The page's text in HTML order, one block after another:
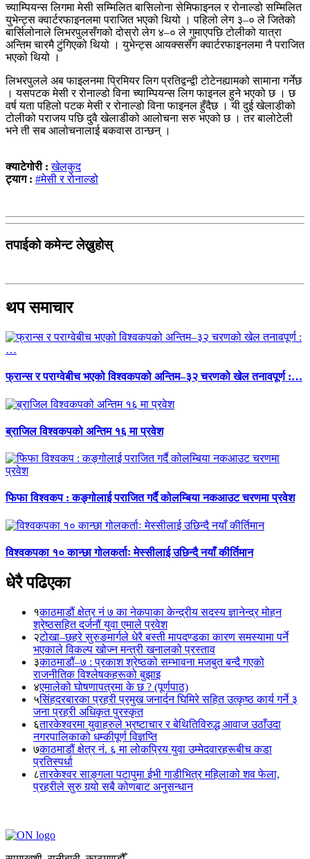
च्याम्पियन्स लिगमा मेसी सम्मिलित बासिलोना सेमिफाइनल र रोनाल्डो सम्मिलित
युभेन्ट्स क्वार्टरफाइनलमा पराजित भएको थियो । पहिलो लेग ३–० ले जितेको
बार्सिलोनाले लिभरपुलसँगको दोस्रो लेग ४–० ले गुमाएपछि टोलीको यात्रा
अन्तिम चारमै टुंगिएको थियो । युभेन्ट्स आयक्ससँग क्वार्टरफाइनलमा नै पराजित
भएको थियो ।
लिभरपुलले अब फाइलनमा प्रिमियर लिग प्रतिद्वन्द्वी टोटेनह्यामको सामाना गर्नेछ
। यसपटक मेसी र रोनाल्डो विना च्याम्पियन्स लिग फाइनल हुने भएको छ । छ
वर्ष यता पहिलो पटक मेसी र रोनाल्डो विना फाइनल हुँदैछ । यी दुई खेलाडीको
टोलीको पराजय पछि दुवै खेलाडीको आलोचना सरु भएको छ । तर बालोटेली
भने ती सब आलोचनालाई बकवास ठान्छन् ।
क्याटेगोरी :खेलकुद
ट्याग : #मेसी र रोनाल्डो
तपाईको कमेन्ट लेख्नुहोस्
थप समाचार
फ्रान्स र पराग्वेबीच भएको विश्वकपको अन्तिम–३२ चरणको खेल तनावपूर्ण :…
ब्राजिल विश्वकपको अन्तिम १६ मा प्रवेश
फिफा विश्वकप : कङ्गोलाई पराजित गर्दै कोलम्बिया नकआउट चरणमा प्रवेश
विश्वकपका १० कान्छा गोलकर्ताः मेस्सीलाई उछिन्दै नयाँ कीर्तिमान
धेरै पढिएका
१काठमाडौं क्षेत्र नं ७ का नेकपाका केन्द्रीय सदस्य ज्ञानेन्द्र मोहन
श्रेष्ठसहित दर्जनौं युवा एमाले प्रवेश
२टोखा–छहरे सुरुङमार्गले धेरै बस्ती मापदण्डका कारण समस्यामा पर्ने
भएकाले विकल्प खोज्न मन्त्री खनालको प्रस्ताव
३काठमाडौं–७ : प्रकाश श्रेष्ठको सम्भावना मजबुत बन्दै गएको
राजनीतिक विश्लेषकहरूको बुझाइ
४एमालेको घोषणापत्रमा के छ ? (पूर्णपाठ)
५सिंहदरबारका प्रहरी प्रमुख जनार्दन घिमिरे सहित उत्कृष्ठ कार्य गर्ने ३
जना प्रहरी अधिकृत पुरस्कृत
६तारकेश्वरमा युवाहरुले भ्रष्टाचार र बेथितिविरुद्ध आवाज उठाँउदा
नगरपालिकाको धम्कीपूर्ण विज्ञप्ति
७काठमाडौं क्षेत्र नं. ६ मा लोकप्रिय युवा उम्मेदवारहरूबीच कडा
प्रतिस्पर्धा
८तारकेश्वर साङ्गला पटापुमा ईभी गाडीभित्र महिलाको शव फेला,
प्रहरीले सुरु गर्‍यो सबै कोणबाट अनुसन्धान